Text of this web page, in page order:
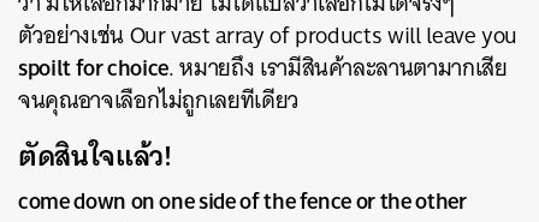
ตัวอย่างเช่น Our vast array of products will leave you
spoilt for choice. หมายถึง เรามีสินค้าละลานตามากเสีย
จนคุณอาจเลือกไม่ถูกเลยทีเดียว
ตัดสินใจแล้ว!
come down on one side of the fence or the other